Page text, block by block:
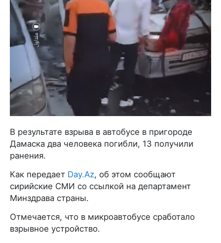
В результате взрыва в автобусе в пригороде
Дамаска два человека погибли, 13 получили
ранения.
Как передает Day.Az, об этом сообщают
сирийские СМИ со ссылкой на департамент
Минздрава страны.
Отмечается, что в микроавтобусе сработало
взрывное устройство.